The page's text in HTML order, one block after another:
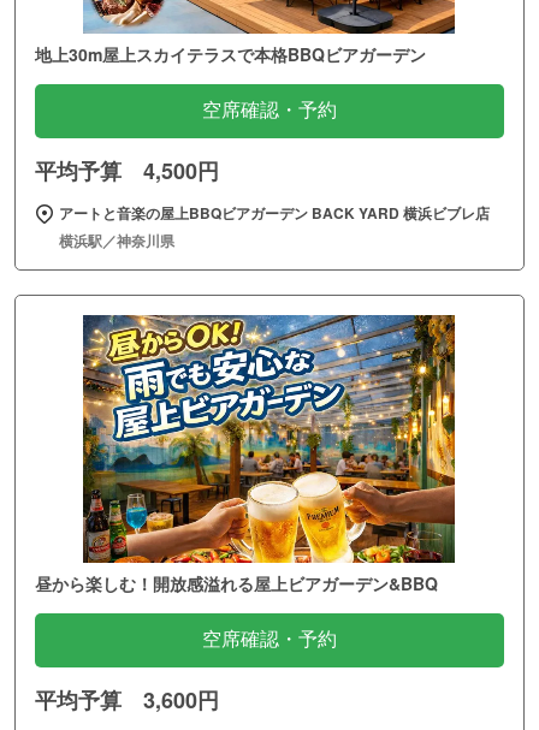
地上30m屋上スカイテラスで本格BBQビアガーデン
空席確認・予約
平均予算 4,500円
アートと音楽の屋上BBQビアガーデン BACK YARD 横浜ビブレ店
横浜駅／神奈川県
昼から楽しむ！開放感溢れる屋上ビアガーデン&BBQ
空席確認・予約
平均予算 3,600円